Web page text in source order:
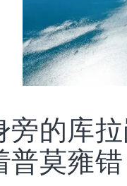
旁的库
普莫雍